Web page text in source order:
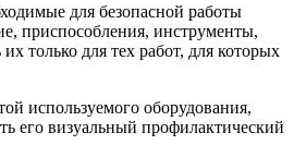
для безопасной работы
приспособления, инструменты,
только для тех работ, для которых
используемого оборудования,
его визуальный профилактический